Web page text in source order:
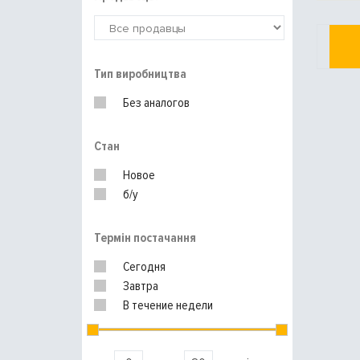
Тип виробництва
Без аналогов
Стан
Новое
б/у
Термін постачання
Сегодня
Завтра
В течение недели